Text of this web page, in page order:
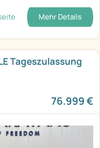
Mehr Details
Tageszulassung
76.999 €